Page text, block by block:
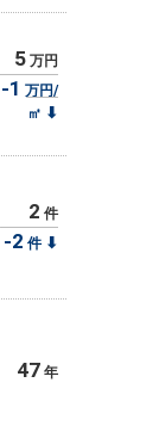
5 万円
-1 万円/
㎡ ⬇
2 件
-2 件⬇
47 年